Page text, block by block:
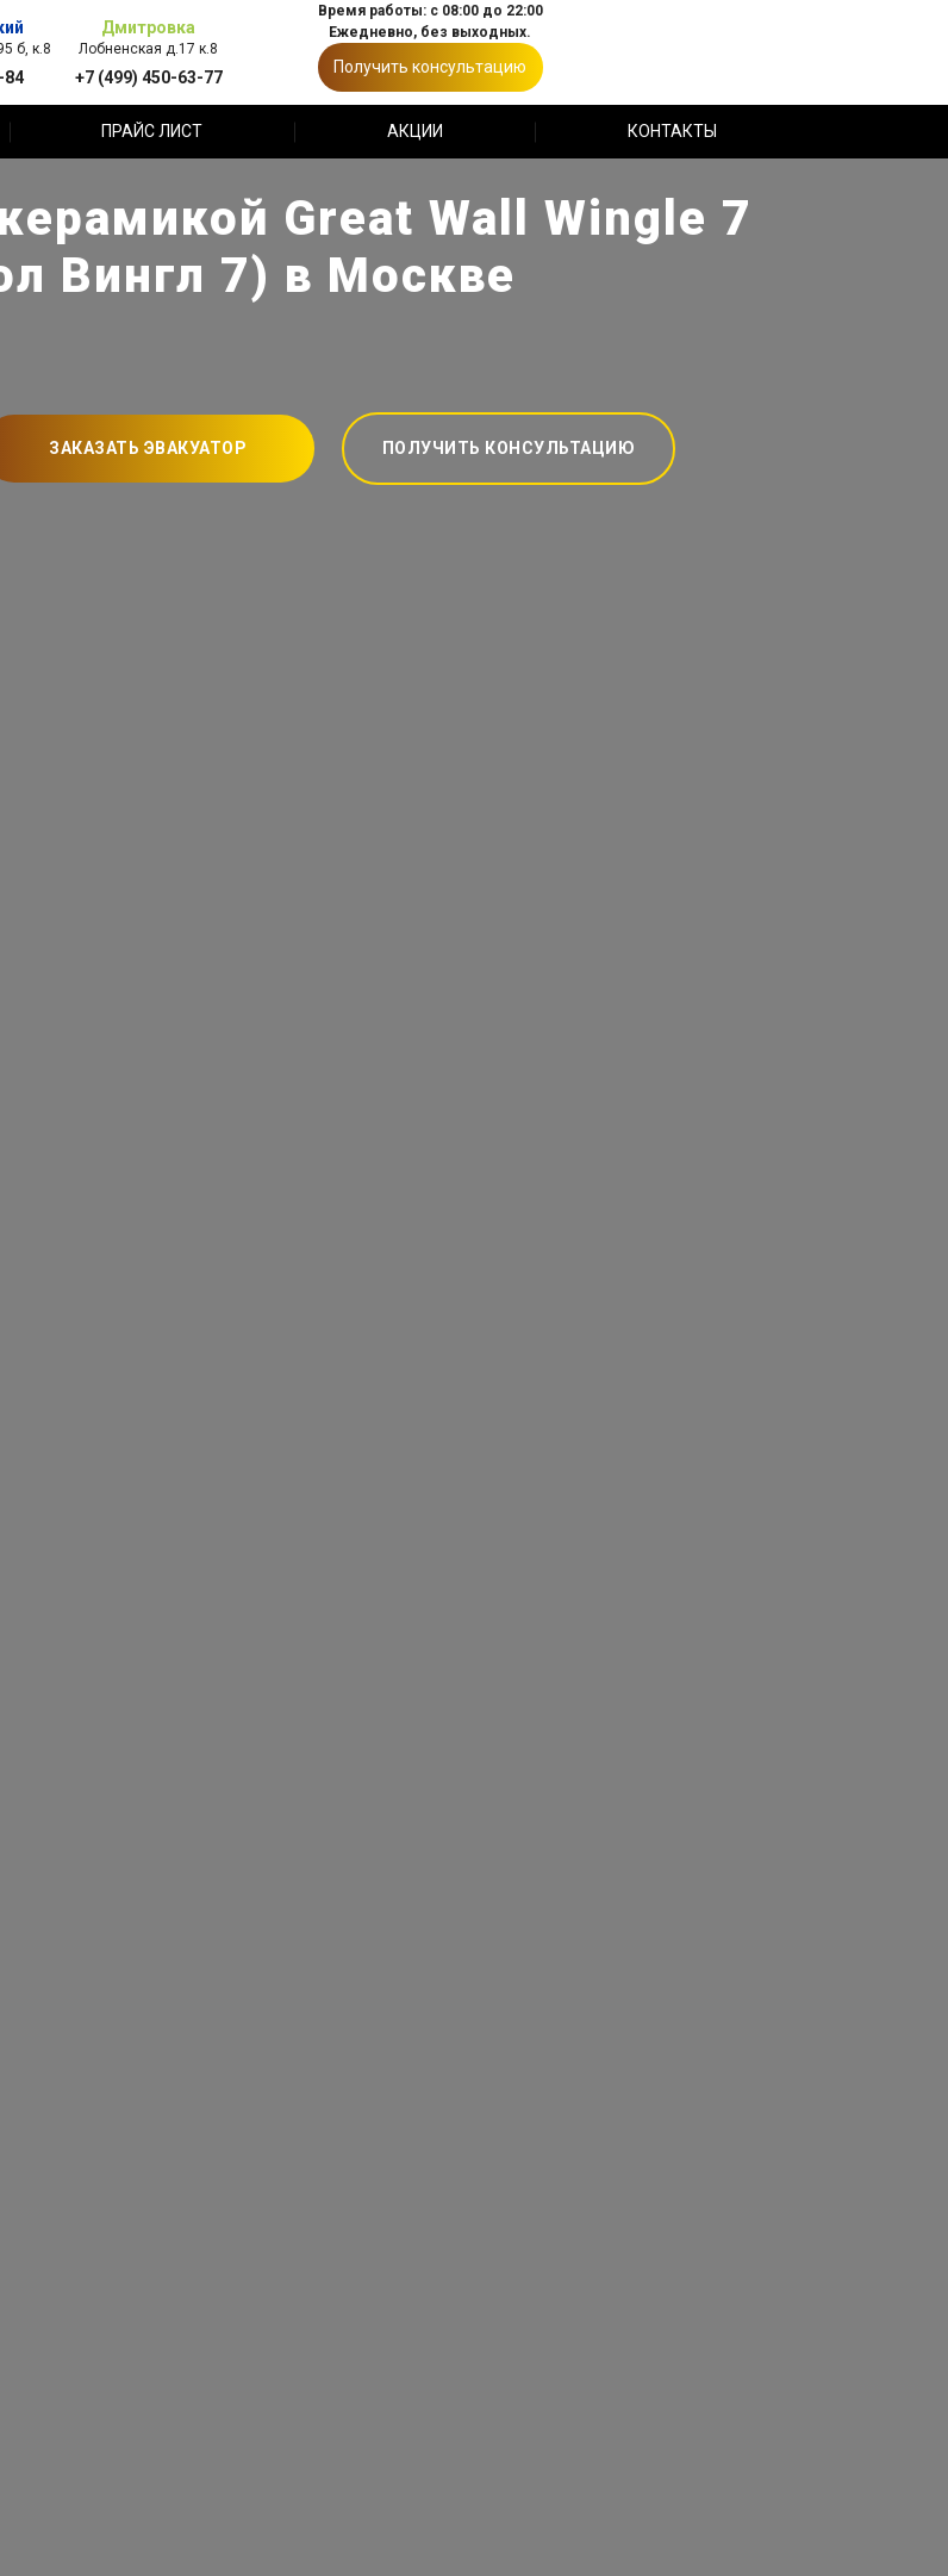
б, к.8
84
Дмитровка
Лобненская д.17 к.8
+7 (499) 450-63-77
Время работы: с 08:00 до 22:00
Ежедневно, без выходных.
Получить консультацию
ПРАЙС ЛИСТ АКЦИИ КОНТАКТЫ
Great Wall Wingle 7
Вингл 7) в Москве
ЗАКАЗАТЬ ЭВАКУАТОР ПОЛУЧИТЬ КОНСУЛЬТАЦИЮ